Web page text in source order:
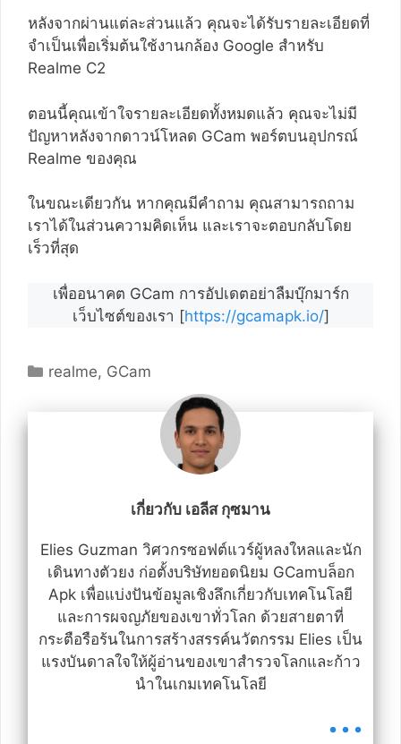
หลังจากผ่านแต่ละส่วนแล้ว คุณจะได้รับรายละเอียดที่
จำเป็นเพื่อเริ่มต้นใช้งานกล้อง Google สำหรับ
Realme C2
ตอนนี้คุณเข้าใจรายละเอียดทั้งหมดแล้ว คุณจะไม่มี
ปัญหาหลังจากดาวน์โหลด GCam พอร์ตบนอุปกรณ์
Realme ของคุณ
ในขณะเดียวกัน หากคุณมีคำถาม คุณสามารถถาม
เราได้ในส่วนความคิดเห็น และเราจะตอบกลับโดย
เร็วที่สุด
เพื่ออนาคต GCam การอัปเดตอย่าลืมบุ๊กมาร์ก
เว็บไซต์ของเรา [https://gcamapk.io/]
หมวด
realme, GCam
เกี่ยวกับ เอลีส กุซมาน
Elies Guzman วิศวกรซอฟต์แวร์ผู้หลงใหลและนัก
เดินทางตัวยง ก่อตั้งบริษัทยอดนิยม GCamบล็อก
Apk เพื่อแบ่งปันข้อมูลเชิงลึกเกี่ยวกับเทคโนโลยี
และการผจญภัยของเขาทั่วโลก ด้วยสายตาที่
กระตือรือร้นในการสร้างสรรค์นวัตกรรม Elies เป็น
แรงบันดาลใจให้ผู้อ่านของเขาสำรวจโลกและก้าว
นำในเกมเทคโนโลยี
...